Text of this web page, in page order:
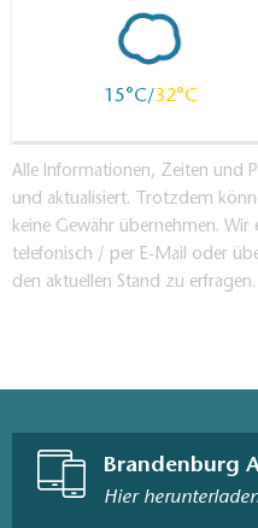
15 32
Alle Informationen, Zeiten und
und aktualisiert. Trotzdem
keine Gewähr übernehmen. Wir
telefonisch / per E-Mail oder
den aktuellen Stand zu erfragen.
Brandenburg
Hier